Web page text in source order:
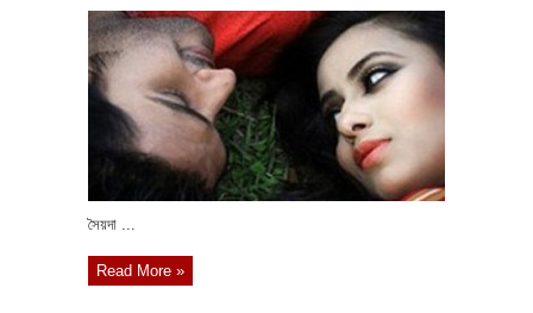
সৈয়দা ...
Read More »